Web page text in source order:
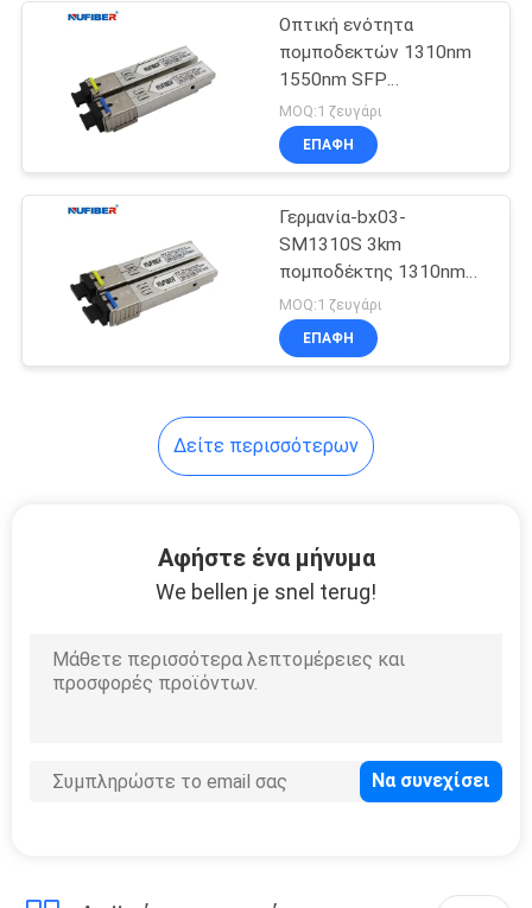
Οπτική ενότητα
πομποδεκτών 1310nm
1550nm SFP
συνδετήρων 1.25G SFP
Sc
MOQ:1 ζευγάρι
ΕΠΑΦΉ
Γερμανία-bx03-
SM1310S 3km
πομποδέκτης 1310nm
1550nm RoHS 1.25G
SFP υποχωρητικό
MOQ:1 ζευγάρι
ΕΠΑΦΉ
Δείτε περισσότερων
Αφήστε ένα μήνυμα
We bellen je snel terug!